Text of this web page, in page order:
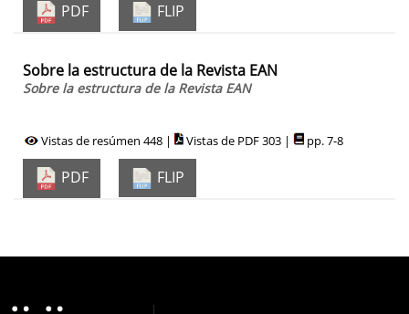
PDF FLIP
Sobre la estructura de la Revista EAN
Sobre la estructura de la Revista EAN
Vistas de resúmen 448 | Vistas de PDF 303 | pp. 7-8
PDF FLIP